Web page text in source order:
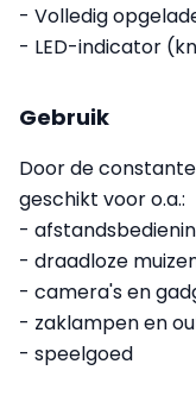
- Volledig
- LED-indicator
Gebruik
Door de
geschikt voor o.a.:
-
- draadloze
- camera's en
- zaklampen en
- speelgoed